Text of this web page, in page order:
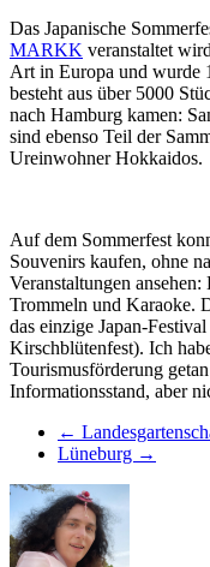
Das Japanische
MARKK veranstaltet
Art in Europa und wurde
besteht aus über 5000
nach Hamburg kamen:
sind ebenso Teil der
Ureinwohner Hokkaidos.
Auf dem Sommerfest
Souvenirs kaufen, ohne
Veranstaltungen
Trommeln und Karaoke.
das einzige Japan-
Kirschblütenfest). Ich
Tourismusförderung
Informationsstand, aber
←
Lüneburg →